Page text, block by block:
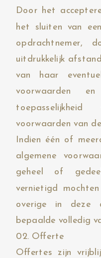
Door het
het sluiten van
opdrachtnemer,
uitdrukkelijk
van haar
voorwaarden
voorwaarden van
Indien één of
algemene
geheel of
vernietigd
overige in deze
bepaalde volledig
02. Offerte
Offertes zijn